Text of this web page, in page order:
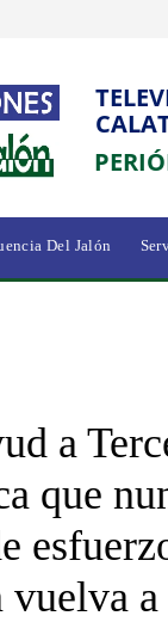
Del Jalón
a
que
vuelva a